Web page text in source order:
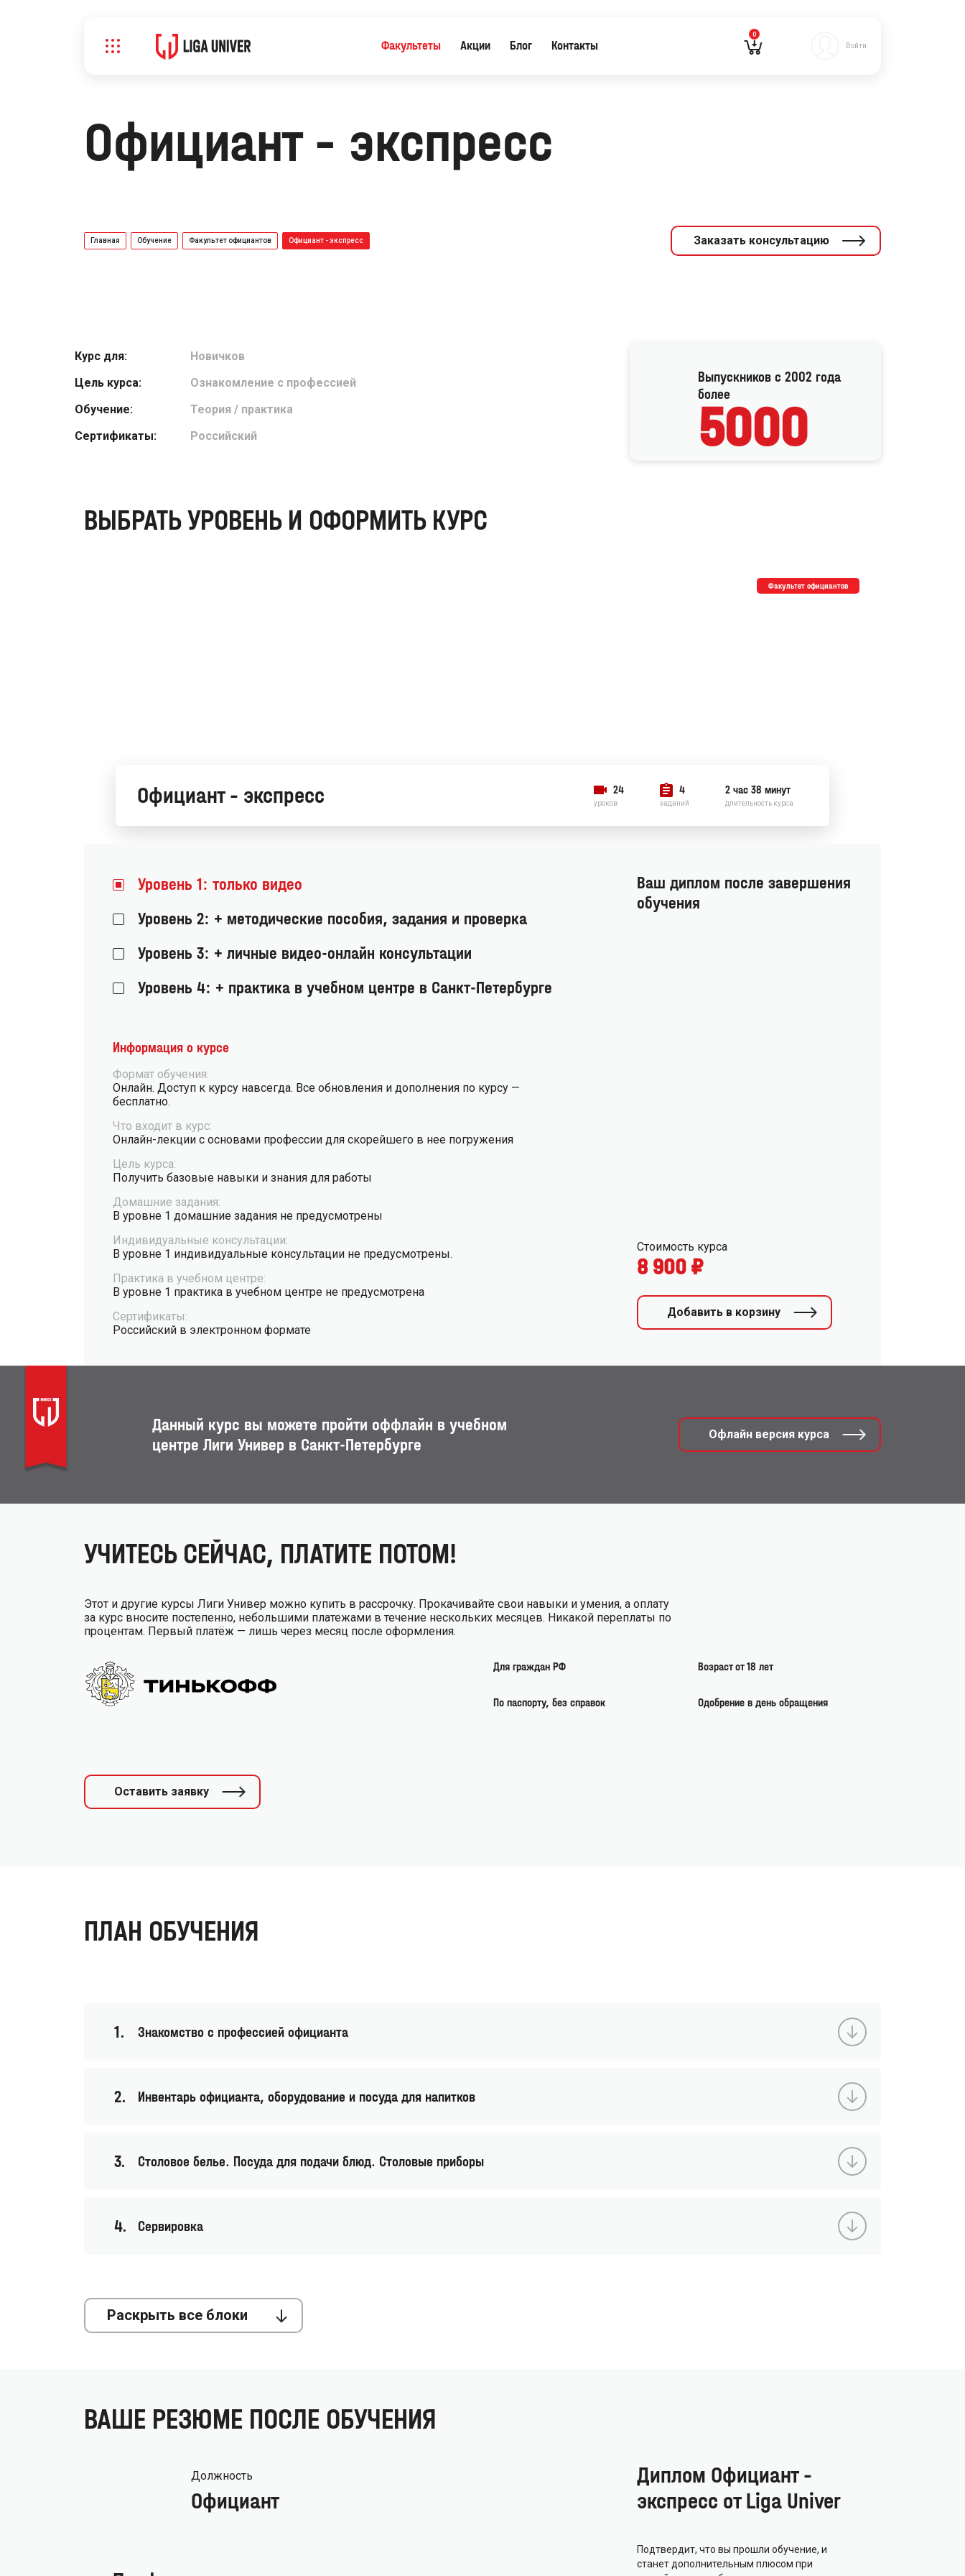
Факультеты Акции Блог Контакты
0
Войти
Официант - экспресс
Главная Обучение Факультет официантов Официант - экспресс Заказать консультацию
Курс для:
Новичков
Цель курса:
Ознакомление с профессией
Обучение:
Теория / практика
Сертификаты:
Российский
Выпускников с 2002 года
более
5000
ВЫБРАТЬ УРОВЕНЬ И ОФОРМИТЬ КУРС
Факультет официантов
Официант - экспресс 24
уроков
4
заданий
2 час 38 минут
длительность курса
Уровень 1: только видео
Уровень 2: + методические пособия, задания и проверка
Уровень 3: + личные видео-онлайн консультации
Уровень 4: + практика в учебном центре в Санкт-Петербурге
Информация о курсе
Формат обучения:
Онлайн. Доступ к курсу навсегда. Все обновления и дополнения по курсу —
бесплатно.
Что входит в курс:
Онлайн-лекции с основами профессии для скорейшего в нее погружения
Цель курса:
Получить базовые навыки и знания для работы
Домашние задания:
В уровне 1 домашние задания не предусмотрены
Индивидуальные консультации:
В уровне 1 индивидуальные консультации не предусмотрены.
Практика в учебном центре:
В уровне 1 практика в учебном центре не предусмотрена
Сертификаты:
Российский в электронном формате
Ваш диплом после завершения
обучения
Стоимость курса
8 900 ₽
Добавить в корзину
Данный курс вы можете пройти оффлайн в учебном
центре Лиги Универ в Санкт-Петербурге
Офлайн версия курса
УЧИТЕСЬ СЕЙЧАС, ПЛАТИТЕ ПОТОМ!
Этот и другие курсы Лиги Универ можно купить в рассрочку. Прокачивайте свои навыки и умения, а оплату
за курс вносите постепенно, небольшими платежами в течение нескольких месяцев. Никакой переплаты по
процентам. Первый платёж — лишь через месяц после оформления.
Для граждан РФ Возраст от 18 лет
По паспорту, без справок Одобрение в день обращения
Оставить заявку
ПЛАН ОБУЧЕНИЯ
Знакомство с профессией официанта
Инвентарь официанта, оборудование и посуда для напитков
Столовое белье. Посуда для подачи блюд. Столовые приборы
Сервировка
Раскрыть все блоки
ВАШЕ РЕЗЮМЕ ПОСЛЕ ОБУЧЕНИЯ
Должность
Официант
Диплом Официант -
экспресс от Liga Univer
Подтвердит, что вы прошли обучение, и
станет дополнительным плюсом при
ОТПРАВЛЕНА!